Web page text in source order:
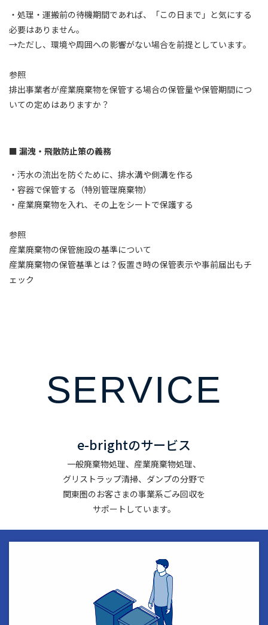
・処理・運搬前の待機期間であれば、「この日まで」と気にする
必要はありません。
→ただし、環境や周囲への影響がない場合を前提としています。
参照
排出事業者が産業廃棄物を保管する場合の保管量や保管期間につ
いての定めはありますか？
漏洩・飛散防止策の義務
・汚水の流出を防ぐために、排水溝や側溝を作る
・容器で保管する（特別管理廃棄物）
・産業廃棄物を入れ、その上をシートで保護する
参照
産業廃棄物の保管施設の基準について
産業廃棄物の保管基準とは？仮置き時の保管表示や事前届出もチ
ェック
SERVICE
e-brightのサービス
一般廃棄物処理、産業廃棄物処理、
グリストラップ清掃、ダンプの分野で
関東圏のお客さまの事業系ごみ回収を
サポートしています。